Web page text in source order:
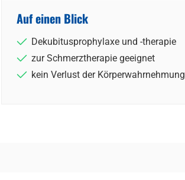
Auf einen Blick
Dekubitusprophylaxe und -therapie
zur Schmerztherapie geeignet
kein Verlust der Körperwahrnehmung